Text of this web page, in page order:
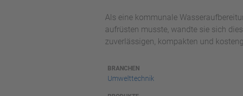
Als eine kommunale
aufrüsten musste, wandte sie sich
zuverlässigen, kompakten und
BRANCHEN
Umwelttechnik